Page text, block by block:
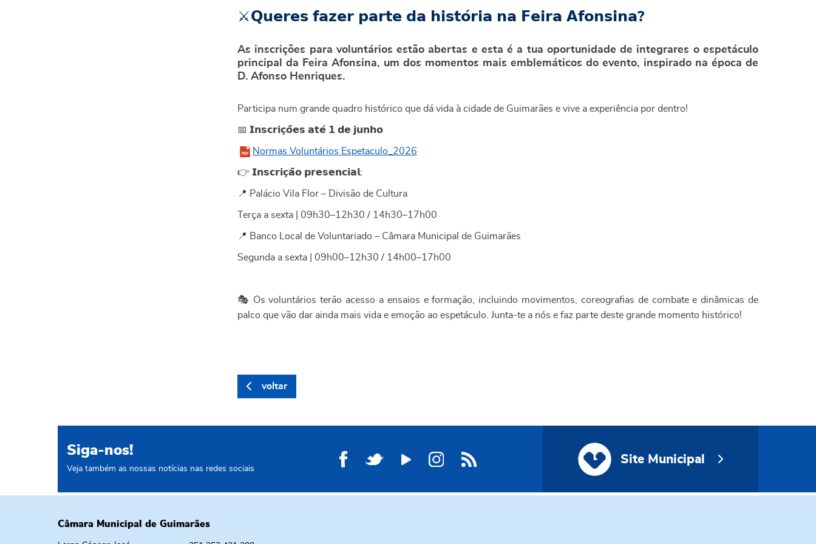
⚔️𝗤𝘂𝗲𝗿𝗲𝘀 𝗳𝗮𝘇𝗲𝗿 𝗽𝗮𝗿𝘁𝗲 𝗱𝗮 𝗵𝗶𝘀𝘁𝗼́𝗿𝗶𝗮 𝗻𝗮 𝗙𝗲𝗶𝗿𝗮 𝗔𝗳𝗼𝗻𝘀𝗶𝗻𝗮?
As inscrições para voluntários estão abertas e esta é a tua oportunidade de integrares o espetáculo
principal da Feira Afonsina, um dos momentos mais emblemáticos do evento, inspirado na época de
D. Afonso Henriques.
Participa num grande quadro histórico que dá vida à cidade de Guimarães e vive a experiência por dentro!
📅 𝗜𝗻𝘀𝗰𝗿𝗶𝗰̧𝗼̃𝗲𝘀 𝗮𝘁𝗲́ 𝟭 𝗱𝗲 𝗷𝘂𝗻𝗵𝗼
Normas Voluntários Espetaculo_2026
👉 𝗜𝗻𝘀𝗰𝗿𝗶𝗰̧𝗮̃𝗼 𝗽𝗿𝗲𝘀𝗲𝗻𝗰𝗶𝗮𝗹:
📍 Palácio Vila Flor – Divisão de Cultura
Terça a sexta | 09h30–12h30 / 14h30–17h00
📍 Banco Local de Voluntariado – Câmara Municipal de Guimarães
Segunda a sexta | 09h00–12h30 / 14h00–17h00
🎭 Os voluntários terão acesso a ensaios e formação, incluindo movimentos, coreografias de combate e dinâmicas de
palco que vão dar ainda mais vida e emoção ao espetáculo. Junta-te a nós e faz parte deste grande momento histórico!
voltar
Siga-nos!
Veja também as nossas notícias nas redes sociais
Site Municipal
Câmara Municipal de Guimarães